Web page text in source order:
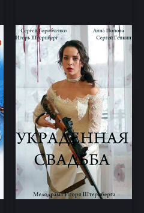
Украденная свадьба
Детектив, мелодрама